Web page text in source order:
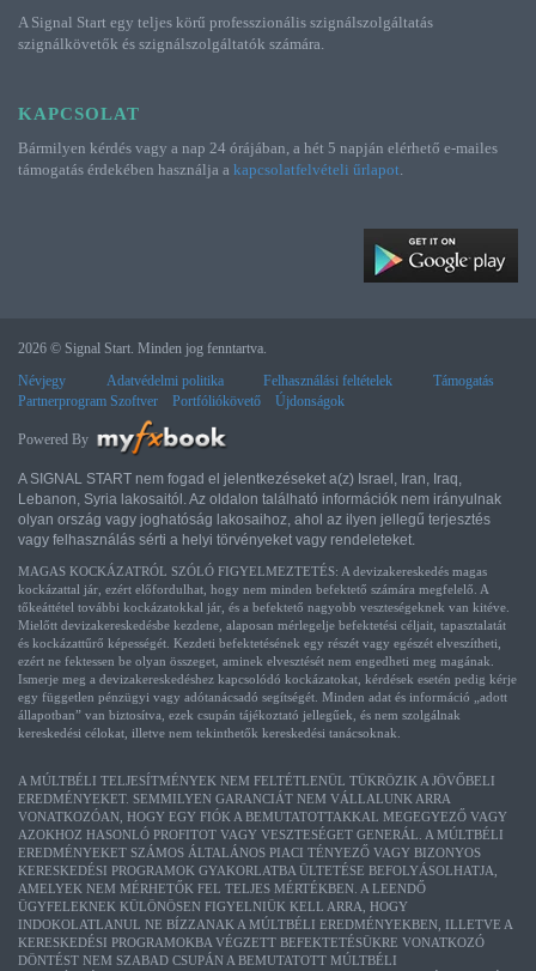
A Signal Start egy teljes körű professzionális szignálszolgáltatás
szignálkövetők és szignálszolgáltatók számára.
KAPCSOLAT
Bármilyen kérdés vagy a nap 24 órájában, a hét 5 napján elérhető e-mailes
támogatás érdekében használja a kapcsolatfelvételi űrlapot.
2026 © Signal Start. Minden jog fenntartva.
Névjegy
Adatvédelmi politika Felhasználási feltételek
Támogatás
Partnerprogram Szoftver
Portfóliókövető Újdonságok
Powered By
A SIGNAL START nem fogad el jelentkezéseket a(z) Israel, Iran, Iraq,
Lebanon, Syria lakosaitól. Az oldalon található információk nem irányulnak
olyan ország vagy joghatóság lakosaihoz, ahol az ilyen jellegű terjesztés
vagy felhasználás sérti a helyi törvényeket vagy rendeleteket.
MAGAS KOCKÁZATRÓL SZÓLÓ FIGYELMEZTETÉS: A devizakereskedés magas
kockázattal jár, ezért előfordulhat, hogy nem minden befektető számára megfelelő. A
tőkeáttétel további kockázatokkal jár, és a befektető nagyobb veszteségeknek van kitéve.
Mielőtt devizakereskedésbe kezdene, alaposan mérlegelje befektetési céljait, tapasztalatát
és kockázattűrő képességét. Kezdeti befektetésének egy részét vagy egészét elveszítheti,
ezért ne fektessen be olyan összeget, aminek elvesztését nem engedheti meg magának.
Ismerje meg a devizakereskedéshez kapcsolódó kockázatokat, kérdések esetén pedig kérje
egy független pénzügyi vagy adótanácsadó segítségét. Minden adat és információ „adott
állapotban” van biztosítva, ezek csupán tájékoztató jellegűek, és nem szolgálnak
kereskedési célokat, illetve nem tekinthetők kereskedési tanácsoknak.
A MÚLTBÉLI TELJESÍTMÉNYEK NEM FELTÉTLENÜL TÜKRÖZIK A JÖVŐBELI
EREDMÉNYEKET. SEMMILYEN GARANCIÁT NEM VÁLLALUNK ARRA
VONATKOZÓAN, HOGY EGY FIÓK A BEMUTATOTTAKKAL MEGEGYEZŐ VAGY
AZOKHOZ HASONLÓ PROFITOT VAGY VESZTESÉGET GENERÁL. A MÚLTBÉLI
EREDMÉNYEKET SZÁMOS ÁLTALÁNOS PIACI TÉNYEZŐ VAGY BIZONYOS
KERESKEDÉSI PROGRAMOK GYAKORLATBA ÜLTETÉSE BEFOLYÁSOLHATJA,
AMELYEK NEM MÉRHETŐK FEL TELJES MÉRTÉKBEN. A LEENDŐ
ÜGYFELEKNEK KÜLÖNÖSEN FIGYELNIÜK KELL ARRA, HOGY
INDOKOLATLANUL NE BÍZZANAK A MÚLTBÉLI EREDMÉNYEKBEN, ILLETVE A
KERESKEDÉSI PROGRAMOKBA VÉGZETT BEFEKTETÉSÜKRE VONATKOZÓ
DÖNTÉST NEM SZABAD CSUPÁN A BEMUTATOTT MÚLTBÉLI